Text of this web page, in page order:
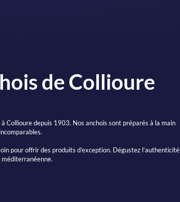
de Collioure
Collioure depuis 1903. Nos anchois sont préparés à la main
pour offrir des produits d’exception. Dégustez l’authenticité